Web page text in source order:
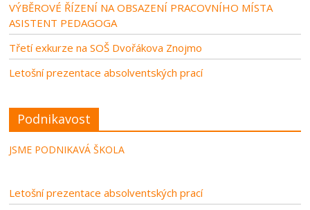
VÝBĚROVÉ ŘÍZENÍ NA OBSAZENÍ PRACOVNÍHO MÍSTA
ASISTENT PEDAGOGA
Třetí exkurze na SOŠ Dvořákova Znojmo
Letošní prezentace absolventských prací
Podnikavost
JSME PODNIKAVÁ ŠKOLA
Letošní prezentace absolventských prací